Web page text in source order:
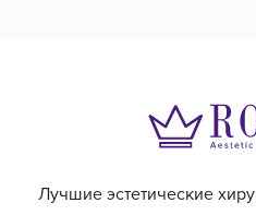
Лучшие эстетические